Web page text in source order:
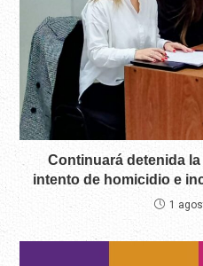
Continuará detenida
intento de homicidio e
1